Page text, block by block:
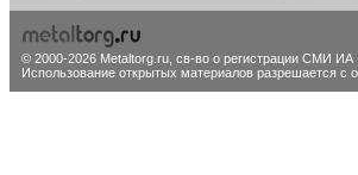
© 2000-2026 Metaltorg.ru, св-во о регистрации СМИ
Использование открытых материалов разрешается с